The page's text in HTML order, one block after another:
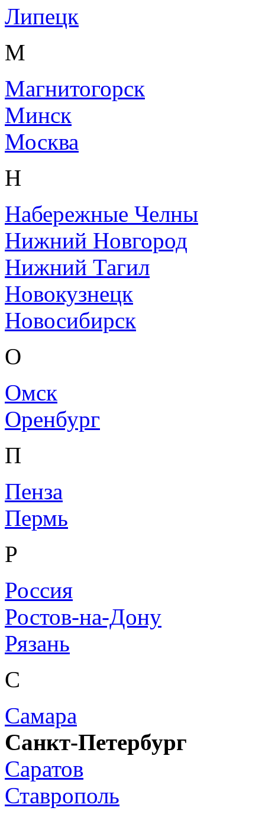
Липецк
М
Магнитогорск
Минск
Москва
Н
Набережные Челны
Нижний Новгород
Нижний Тагил
Новокузнецк
Новосибирск
О
Омск
Оренбург
П
Пенза
Пермь
Р
Россия
Ростов-на-Дону
Рязань
С
Самара
Санкт-Петербург
Саратов
Ставрополь